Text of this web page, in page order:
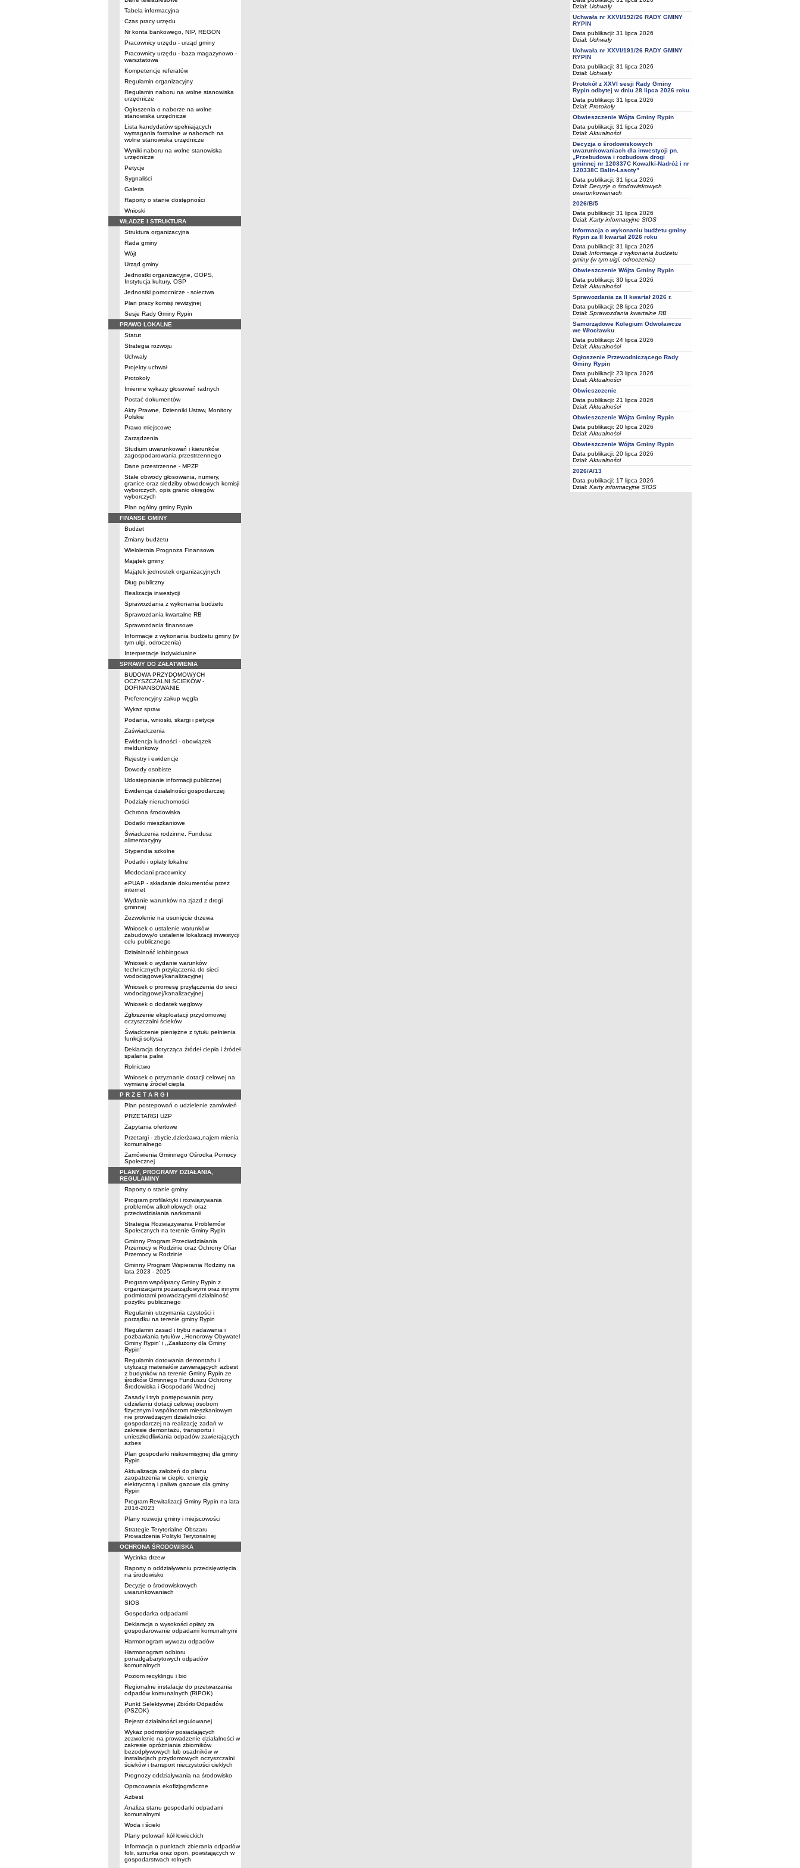
Tabela informacyjna
Czas pracy urzędu
Nr konta bankowego, NIP, REGON
Pracownicy urzędu - urząd gminy
Pracownicy urzędu - baza magazynowo -
warsztatowa
Kompetencje referatów
Regulamin organizacyjny
Regulamin naboru na wolne stanowiska
urzędnicze
Ogłoszenia o naborze na wolne
stanowiska urzędnicze
Lista kandydatów spełniających
wymagania formalne w naborach na
wolne stanowiska urzędnicze
Wyniki naboru na wolne stanowiska
urzędnicze
Petycje
Sygnaliści
Galeria
Raporty o stanie dostępności
Wnioski
WŁADZE I STRUKTURA
Struktura organizacyjna
Rada gminy
Wójt
Urząd gminy
Jednostki organizacyjne, GOPS,
Instytucja kultury, OSP
Jednostki pomocnicze - sołectwa
Plan pracy komisji rewizyjnej
Sesje Rady Gminy Rypin
PRAWO LOKALNE
Statut
Strategia rozwoju
Uchwały
Projekty uchwał
Protokoły
Imienne wykazy głosowań radnych
Postać dokumentów
Akty Prawne, Dzienniki Ustaw, Monitory
Polskie
Prawo miejscowe
Zarządzenia
Studium uwarunkowań i kierunków
zagospodarowania przestrzennego
Dane przestrzenne - MPZP
Stałe obwody głosowania, numery,
granice oraz siedziby obwodowych komisji
wyborczych, opis granic okręgów
wyborczych
Plan ogólny gminy Rypin
FINANSE GMINY
Budżet
Zmiany budżetu
Wieloletnia Prognoza Finansowa
Majątek gminy
Majątek jednostek organizacyjnych
Dług publiczny
Realizacja inwestycji
Sprawozdania z wykonania budżetu
Sprawozdania kwartalne RB
Sprawozdania finansowe
Informacje z wykonania budżetu gminy (w
tym ulgi, odroczenia)
Interpretacje indywidualne
SPRAWY DO ZAŁATWIENIA
BUDOWA PRZYDOMOWYCH
OCZYSZCZALNI ŚCIEKÓW -
DOFINANSOWANIE
Preferencyjny zakup węgla
Wykaz spraw
Podania, wnioski, skargi i petycje
Zaświadczenia
Ewidencja ludności - obowiązek
meldunkowy
Rejestry i ewidencje
Dowody osobiste
Udostępnianie informacji publicznej
Ewidencja działalności gospodarczej
Podziały nieruchomości
Ochrona środowiska
Dodatki mieszkaniowe
Świadczenia rodzinne, Fundusz
alimentacyjny
Stypendia szkolne
Podatki i opłaty lokalne
Młodociani pracownicy
ePUAP - składanie dokumentów przez
internet
Wydanie warunków na zjazd z drogi
gminnej
Zezwolenie na usunięcie drzewa
Wniosek o ustalenie warunków
zabudowy/o ustalenie lokalizacji inwestycji
celu publicznego
Działalność lobbingowa
Wniosek o wydanie warunków
technicznych przyłączenia do sieci
wodociągowej/kanalizacyjnej
Wniosek o promesę przyłączenia do sieci
wodociągowej/kanalizacyjnej
Wniosek o dodatek węglowy
Zgłoszenie eksploatacji przydomowej
oczyszczalni ścieków
Świadczenie pieniężne z tytułu pełnienia
funkcji sołtysa
Deklaracja dotycząca źródeł ciepła i źródeł
spalania paliw
Rolnictwo
Wniosek o przyznanie dotacji celowej na
wymianę źródeł ciepła
P R Z E T A R G I
Plan postepowań o udzielenie zamówień
PRZETARGI UZP
Zapytania ofertowe
Przetargi - zbycie,dzierżawa,najem mienia
komunalnego
Zamówienia Gminnego Ośrodka Pomocy
Społecznej
PLANY, PROGRAMY DZIAŁANIA,
REGULAMINY
Raporty o stanie gminy
Program profilaktyki i rozwiązywania
problemów alkoholowych oraz
przeciwdziałania narkomanii
Strategia Rozwiązywania Problemów
Społecznych na terenie Gminy Rypin
Gminny Program Przeciwdziałania
Przemocy w Rodzinie oraz Ochrony Ofiar
Przemocy w Rodzinie
Gminny Program Wspierania Rodziny na
lata 2023 - 2025
Program współpracy Gminy Rypin z
organizacjami pozarządowymi oraz innymi
podmiotami prowadzącymi działalność
pożytku publicznego
Regulamin utrzymania czystości i
porządku na terenie gminy Rypin
Regulamin zasad i trybu nadawania i
pozbawiania tytułów ,,Honorowy Obywatel
Gminy Rypin' i ,,Zasłużony dla Gminy
Rypin'
Regulamin dotowania demontażu i
utylizacji materiałów zawierających azbest
z budynków na terenie Gminy Rypin ze
środków Gminnego Funduszu Ochrony
Środowiska i Gospodarki Wodnej
Zasady i tryb postępowania przy
udzielaniu dotacji celowej osobom
fizycznym i wspólnotom mieszkaniowym
nie prowadzącym działalności
gospodarczej na realizację zadań w
zakresie demontażu, transportu i
unieszkodliwiania odpadów zawierających
azbes
Plan gospodarki niskoemisyjnej dla gminy
Rypin
Aktualizacja założeń do planu
zaopatrzenia w ciepło, energię
elektryczną i paliwa gazowe dla gminy
Rypin
Program Rewitalizacji Gminy Rypin na lata
2016-2023
Plany rozwoju gminy i miejscowości
Strategie Terytorialne Obszaru
Prowadzenia Polityki Terytorialnej
OCHRONA ŚRODOWISKA
Wycinka drzew
Raporty o oddziaływaniu przedsięwzięcia
na środowisko
Decyzje o środowiskowych
uwarunkowaniach
SIOS
Gospodarka odpadami
Deklaracja o wysokości opłaty za
gospodarowanie odpadami komunalnymi
Harmonogram wywozu odpadów
Harmonogram odbioru
ponadgabarytowych odpadów
komunalnych
Poziom recyklingu i bio
Regionalne instalacje do przetwarzania
odpadów komunalnych (RIPOK)
Punkt Selektywnej Zbiórki Odpadów
(PSZOK)
Rejestr działalności regulowanej
Wykaz podmiotów posiadających
zezwolenie na prowadzenie działalności w
zakresie opróżniania zbiorników
bezodpływowych lub osadników w
instalacjach przydomowych oczyszczalni
ścieków i transport nieczystości ciekłych
Prognozy oddziaływania na środowisko
Opracowania ekofizjograficzne
Azbest
Analiza stanu gospodarki odpadami
komunalnymi
Woda i ścieki
Plany polowań kół łowieckich
Informacja o punktach zbierania odpadów
folii, sznurka oraz opon, powstających w
gospodarstwach rolnych
Dział: Uchwały
Uchwała nr XXVI/192/26 RADY GMINY
RYPIN
Data publikacji: 31 lipca 2026
Dział: Uchwały
Uchwała nr XXVI/191/26 RADY GMINY
RYPIN
Data publikacji: 31 lipca 2026
Dział: Uchwały
Protokół z XXVI sesji Rady Gminy
Rypin odbytej w dniu 28 lipca 2026 roku
Data publikacji: 31 lipca 2026
Dział: Protokoły
Obwieszczenie Wójta Gminy Rypin
Data publikacji: 31 lipca 2026
Dział: Aktualności
Decyzja o środowiskowych
uwarunkowaniach dla inwestycji pn.
„Przebudowa i rozbudowa drogi
gminnej nr 120337C Kowalki-Nadróż i nr
120338C Balin-Lasoty”
Data publikacji: 31 lipca 2026
Dział: Decyzje o środowiskowych
uwarunkowaniach
2026/B/5
Data publikacji: 31 lipca 2026
Dział: Karty informacyjne SIOS
Informacja o wykonaniu budżetu gminy
Rypin za II kwartał 2026 roku
Data publikacji: 31 lipca 2026
Dział: Informacje z wykonania budżetu
gminy (w tym ulgi, odroczenia)
Obwieszczenie Wójta Gminy Rypin
Data publikacji: 30 lipca 2026
Dział: Aktualności
Sprawozdania za II kwartał 2026 r.
Data publikacji: 28 lipca 2026
Dział: Sprawozdania kwartalne RB
Samorządowe Kolegium Odwoławcze
we Włocławku
Data publikacji: 24 lipca 2026
Dział: Aktualności
Ogłoszenie Przewodniczącego Rady
Gminy Rypin
Data publikacji: 23 lipca 2026
Dział: Aktualności
Obwieszczenie
Data publikacji: 21 lipca 2026
Dział: Aktualności
Obwieszczenie Wójta Gminy Rypin
Data publikacji: 20 lipca 2026
Dział: Aktualności
Obwieszczenie Wójta Gminy Rypin
Data publikacji: 20 lipca 2026
Dział: Aktualności
2026/A/13
Data publikacji: 17 lipca 2026
Dział: Karty informacyjne SIOS